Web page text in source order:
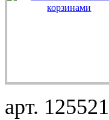
арт. 125521